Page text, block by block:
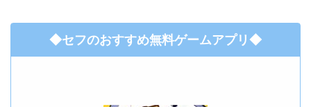
◆セフのおすすめ無料ゲームアプリ◆